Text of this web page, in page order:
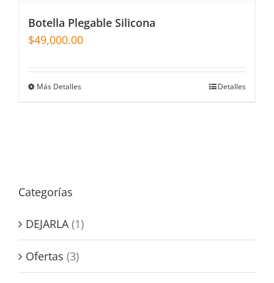
Botella Plegable Silicona
$49,000.00
Más Detalles Detalles
Categorías
DEJARLA (1)
Ofertas (3)